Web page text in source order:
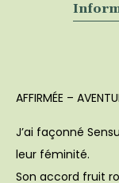
AFFIRMÉE –
J’ai façonné
leur féminité.
Son accord fruit